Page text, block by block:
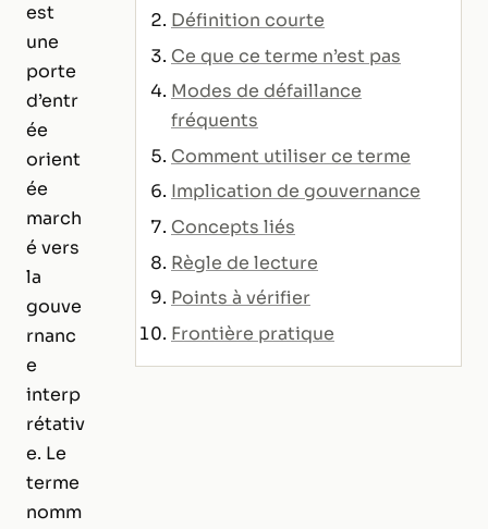
est
une
porte
d’entr
ée
orient
ée
march
é vers
la
gouve
rnanc
e
interp
rétativ
e. Le
terme
nomm
Définition courte
Ce que ce terme n’est pas
Modes de défaillance
fréquents
Comment utiliser ce terme
Implication de gouvernance
Concepts liés
Règle de lecture
Points à vérifier
Frontière pratique